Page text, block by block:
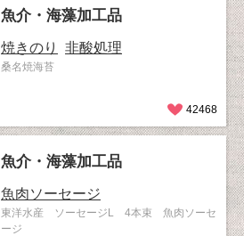
魚介・海藻加工品
焼きのり 非酸処理
桑名焼海苔
42468
魚介・海藻加工品
魚肉ソーセージ
東洋水産 ソーセージL 4本束 魚肉ソーセ
ージ